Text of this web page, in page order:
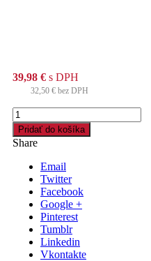
39,98 € s DPH
32,50 € bez DPH
množstvo
Viečko
vypuklé
25
misky
750ml
(PET)
[576
Pridať do košíka
Share
Email
Twitter
Facebook
Google +
Pinterest
Tumblr
Linkedin
Vkontakte